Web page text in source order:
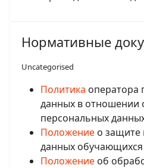
Нормативные
Uncategorised
Политика оператора
данных в отношении
персональных
Положение о защите
данных обучающихся
Положение об